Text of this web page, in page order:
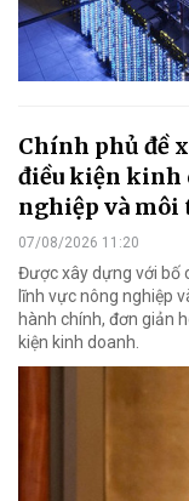
Chính phủ đề
điều kiện kinh
nghiệp và môi
07/08/2026 11:20
Được xây dựng với bố
lĩnh vực nông nghiệp
hành chính, đơn giản
kiện kinh doanh.